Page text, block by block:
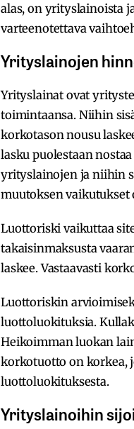
alas, on yrityslainoista
varteenotettava
Yrityslainojen
Yrityslainat ovat
toimintaansa. Niihin
korkotason nousu
lasku puolestaan
yrityslainojen ja niihin
muutoksen vaikutukset
Luottoriski vaikuttaa
takaisinmaksusta
laskee. Vastaavasti
Luottoriskin
luottoluokituksia.
Heikoimman luokan
korkotuotto on korkea,
luottoluokituksesta.
Yrityslainoihin